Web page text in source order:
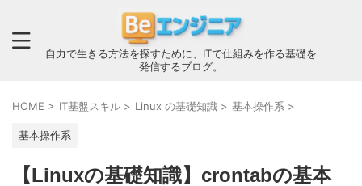
自力で生きる方法を探すために、ITで仕組みを作る基礎を
発信するブログ。
HOME > IT基盤スキル > Linux の基礎知識 > 基本操作系 >
基本操作系
【Linuxの基礎知識】crontabの基本